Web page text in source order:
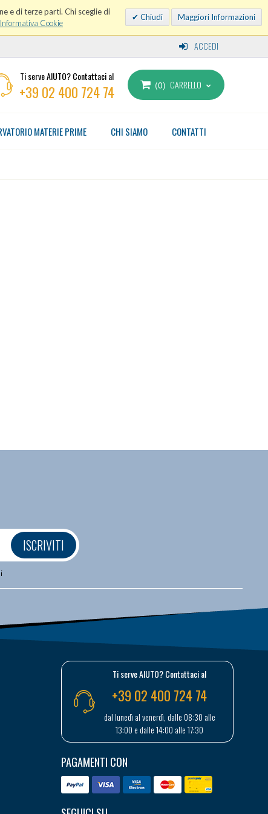
e di terze parti. Chi sceglie di
Informativa Cookie
Chiudi Maggiori Informazioni
ACCEDI
Ti serve AIUTO? Contattaci al
+39 02 400 724 74 0 CARRELLO
CONTATTI
CHI SIAMO
MATERIE PRIME
ISCRIVITI
Ti serve AIUTO? Contattaci al
+39 02 400 724 74
dal lunedì al venerdì, dalle 08:30 alle
13:00 e dalle 14:00 alle 17:30
PAGAMENTI CON